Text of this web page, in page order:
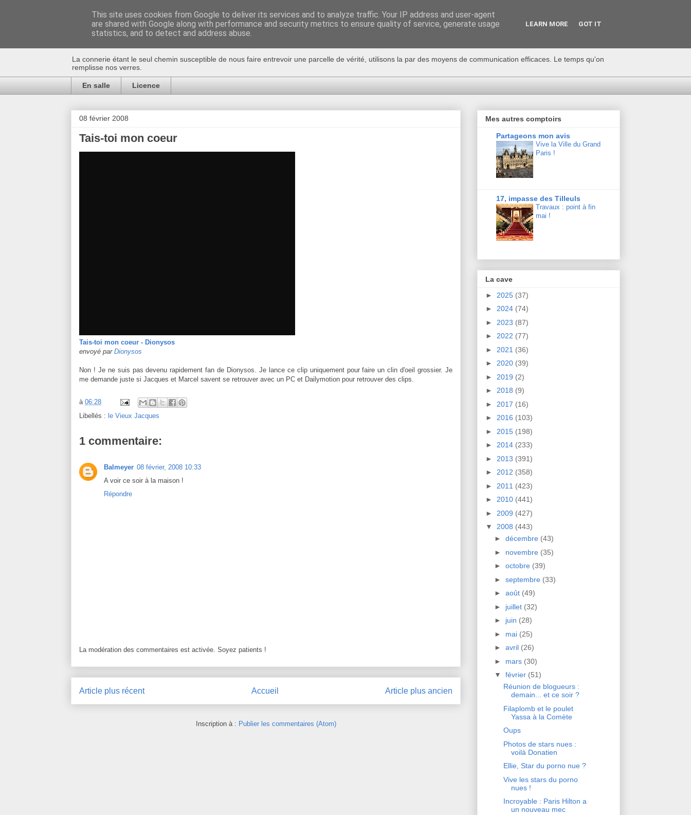
Au bistro !
La connerie étant le seul chemin susceptible de nous faire entrevoir une parcelle de vérité, utilisons la par des moyens de communication efficaces. Le temps qu'on
remplisse nos verres.
En salle Licence
08 février 2008
Tais-toi mon coeur
Tais-toi mon coeur - Dionysos
envoyé par Dionysos
Non ! Je ne suis pas devenu rapidement fan de Dionysos. Je lance ce clip uniquement pour faire un clin d'oeil grossier. Je
me demande juste si Jacques et Marcel savent se retrouver avec un PC et Dailymotion pour retrouver des clips.
à 06:28
Libellés : le Vieux Jacques
1 commentaire:
Balmeyer 08 février, 2008 10:33
A voir ce soir à la maison !
Répondre
La modération des commentaires est activée. Soyez patients !
Article plus récent Article plus ancien
Accueil
Inscription à : Publier les commentaires (Atom)
Mes autres comptoirs
Partageons mon avis
Vive la Ville du Grand
Paris !
17, impasse des Tilleuls
Travaux : point à fin
mai !
La cave
► 2025 (37)
► 2024 (74)
► 2023 (87)
► 2022 (77)
► 2021 (36)
► 2020 (39)
► 2019 (2)
► 2018 (9)
► 2017 (16)
► 2016 (103)
► 2015 (198)
► 2014 (233)
► 2013 (391)
► 2012 (358)
► 2011 (423)
► 2010 (441)
► 2009 (427)
▼ 2008 (443)
► décembre (43)
► novembre (35)
► octobre (39)
► septembre (33)
► août (49)
► juillet (32)
► juin (28)
► mai (25)
► avril (26)
► mars (30)
▼ février (51)
Réunion de blogueurs :
demain... et ce soir ?
Filaplomb et le poulet
Yassa à la Comète
Oups
Photos de stars nues :
voilà Donatien
Ellie, Star du porno nue ?
Vive les stars du porno
nues !
Incroyable : Paris Hilton a
un nouveau mec
This site uses cookies from Google to deliver its services and to analyze traffic. Your IP address and user-agent
are shared with Google along with performance and security metrics to ensure quality of service, generate usage
statistics, and to detect and address abuse.
LEARN MORE GOT IT